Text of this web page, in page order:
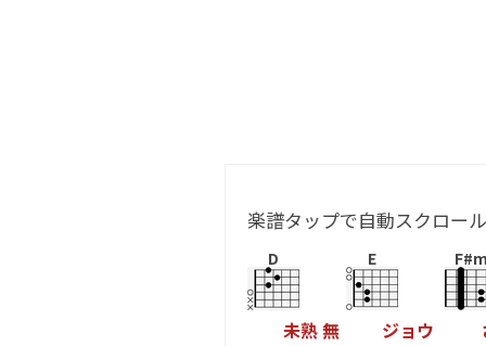
楽譜タップで自動スクロー
D
未熟無
E
ジョウ